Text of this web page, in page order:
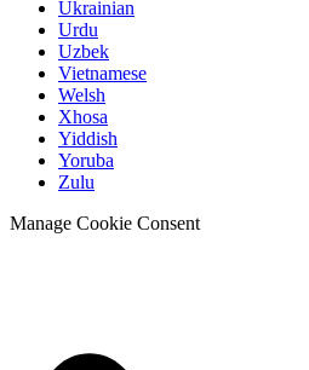
Ukrainian
Urdu
Uzbek
Vietnamese
Welsh
Xhosa
Yiddish
Yoruba
Zulu
Manage Cookie Consent